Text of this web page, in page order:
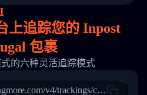
"United
2,
"",
null,
[
"2017-03-08 04: 22: 00",
"Departed
"Departed Facility
上追踪您的 Inpost
包裹
的六种灵活追踪模式
v4/trackings/create